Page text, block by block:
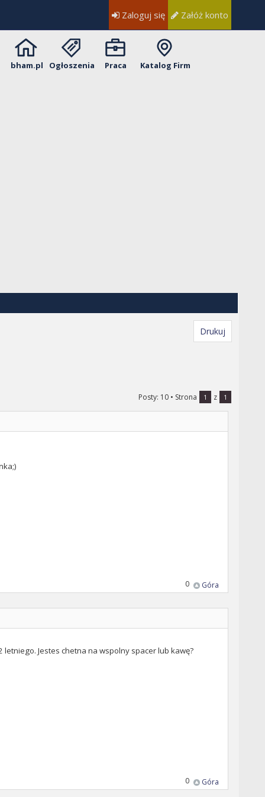
Zaloguj się Załóż konto
bham.pl Ogłoszenia Praca Katalog Firm
Drukuj
Posty: 10 • Strona 1 z 1
Góra
0
Jestes chetna na wspolny spacer lub kawę?
Góra
0